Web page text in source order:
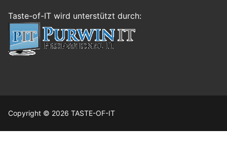
Taste-of-IT wird unterstützt durch:
Copyright © 2026 TASTE-OF-IT